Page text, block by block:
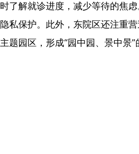
时了解就诊进度，减少等待的焦
隐私保护。此外，东院区还注重
主题园区，形成“园中园、景中景